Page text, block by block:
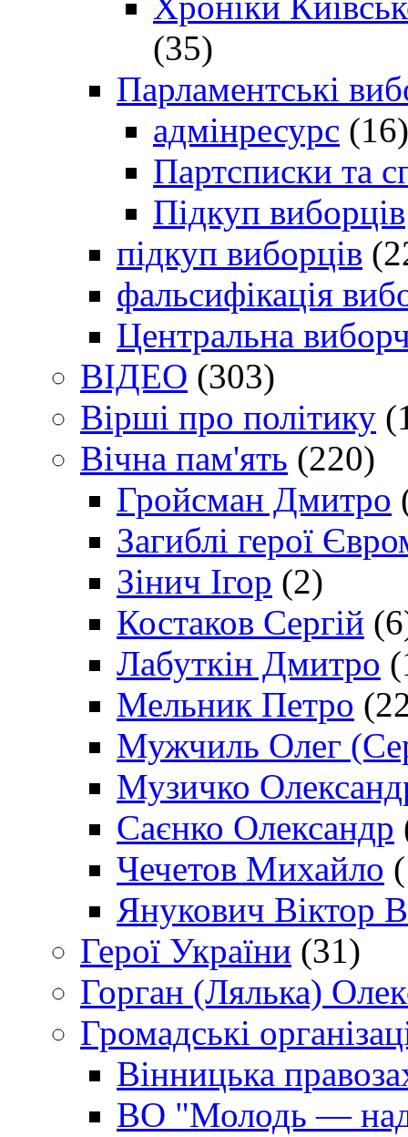
(35)
Парламентські
адмінресурс (16)
Партсписки та
Підкуп виборців
підкуп виборців
фальсифікація
Центральна
ВІДЕО (303)
Вірші про політику
Вічна пам'ять (220)
Гройсман Дмитро
Загиблі герої
Зінич Ігор (2)
Костаков Сергій
Лабуткін Дмитро
Мельник Петро
Мужчиль Олег
Музичко
Саєнко Олександр
Чечетов Михайло
Янукович Віктор
Герої України (31)
Горган (Лялька)
Громадські
Вінницька
ВО "Молодь —